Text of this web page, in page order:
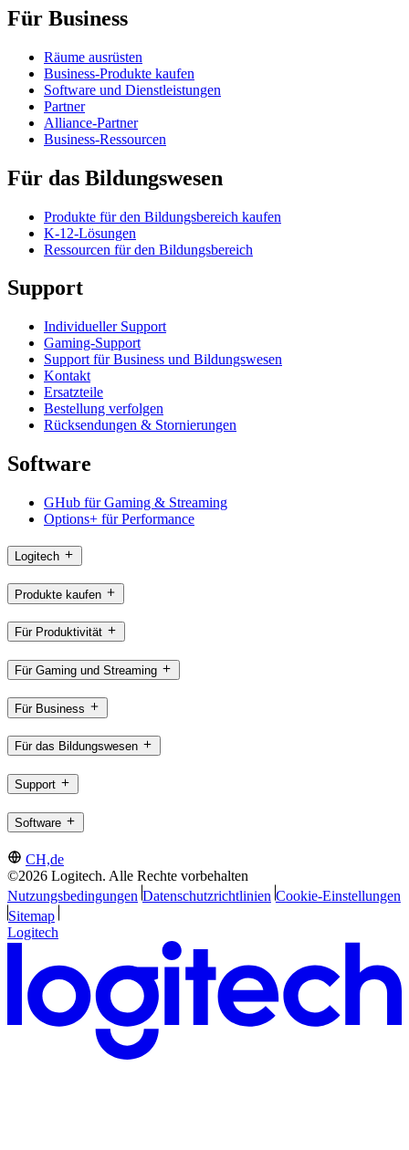
Für Business
Räume ausrüsten
Business-Produkte kaufen
Software und Dienstleistungen
Partner
Alliance-Partner
Business-Ressourcen
Für das Bildungswesen
Produkte für den Bildungsbereich kaufen
K-12-Lösungen
Ressourcen für den Bildungsbereich
Support
Individueller Support
Gaming-Support
Support für Business und Bildungswesen
Kontakt
Ersatzteile
Bestellung verfolgen
Rücksendungen & Stornierungen
Software
GHub für Gaming & Streaming
Options+ für Performance
Logitech
Produkte kaufen
Für Produktivität
Für Gaming und Streaming
Für Business
Für das Bildungswesen
Support
Software
CH,de
©2026 Logitech. Alle Rechte vorbehalten
Nutzungsbedingungen Datenschutzrichtlinien Cookie-Einstellungen
Sitemap
Logitech